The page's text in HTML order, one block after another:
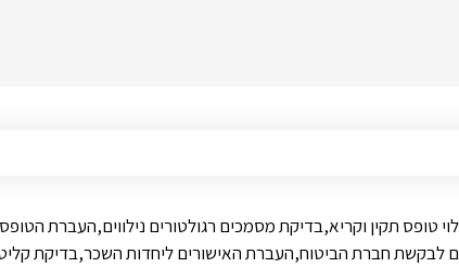
טופס תקין וקריא,בדיקת מסמכים רגולטורים נילווים,העברת
לבקשת חברת הביטוח,העברת האישורים ליחדות השכר,בדיקת